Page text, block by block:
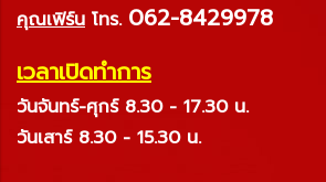
คุณเฟิร์น โทร. 062-8429978
เวลาเปิดทำการ
วันจันทร์-ศุกร์ 8.30 - 17.30 น.
วันเสาร์ 8.30 - 15.30 น.